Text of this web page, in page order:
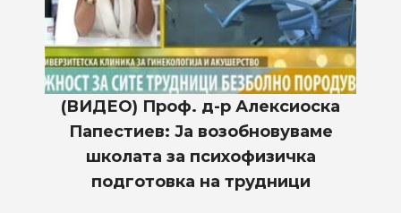
(ВИДЕО) Проф. д-р Алексиоска
Папестиев: Ја возобновуваме
школата за психофизичка
подготовка на трудници